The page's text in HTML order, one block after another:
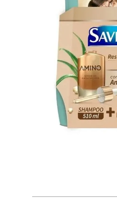
lácteos y refrigerados
vinos y licores
cuidado del bebé
mascotas
otros